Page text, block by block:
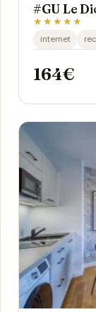
#GU Le
★★★★★
internet
164€